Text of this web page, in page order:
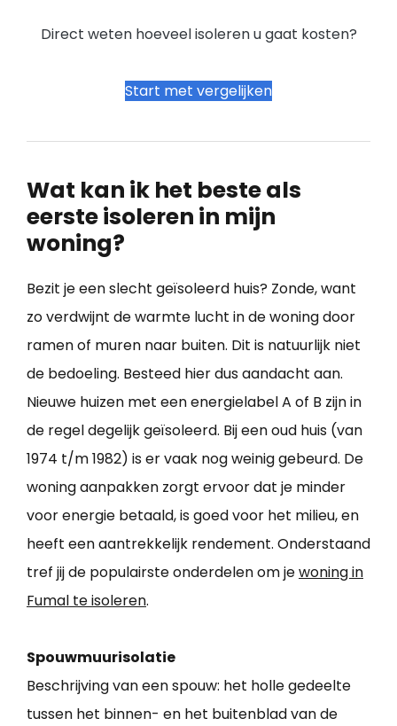
Direct weten hoeveel isoleren u gaat kosten?
Start met vergelijken
Wat kan ik het beste als
eerste isoleren in mijn
woning?
Bezit je een slecht geïsoleerd huis? Zonde, want
zo verdwijnt de warmte lucht in de woning door
ramen of muren naar buiten. Dit is natuurlijk niet
de bedoeling. Besteed hier dus aandacht aan.
Nieuwe huizen met een energielabel A of B zijn in
de regel degelijk geïsoleerd. Bij een oud huis (van
1974 t/m 1982) is er vaak nog weinig gebeurd. De
woning aanpakken zorgt ervoor dat je minder
voor energie betaald, is goed voor het milieu, en
heeft een aantrekkelijk rendement. Onderstaand
tref jij de populairste onderdelen om jewoning in
Fumal te isoleren.
Spouwmuurisolatie
Beschrijving van een spouw: het holle gedeelte
tussen het binnen- en het buitenblad van de